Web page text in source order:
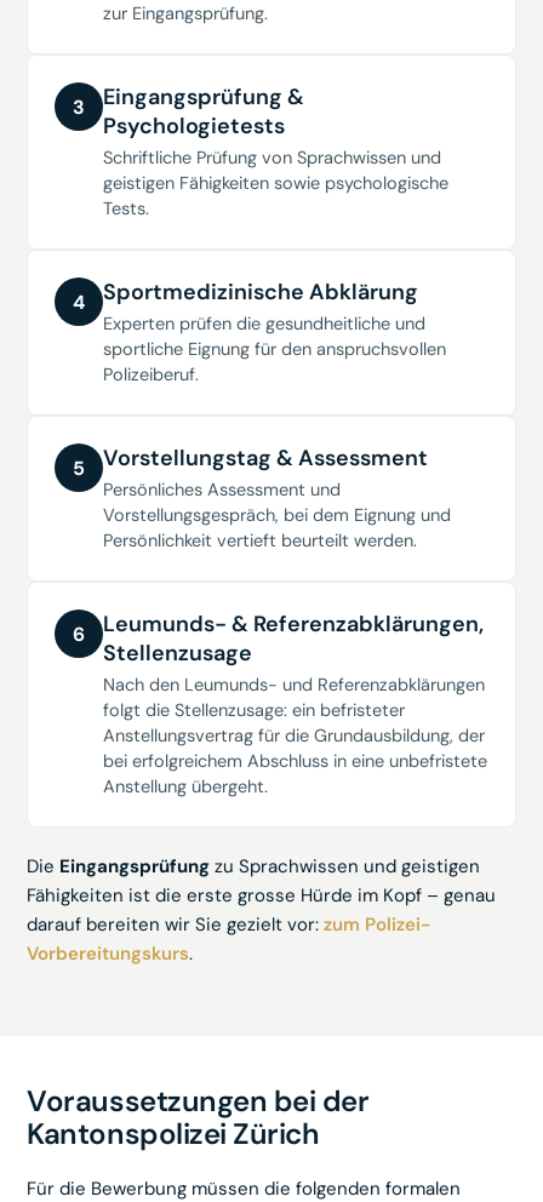
zur Eingangsprüfung.
3
Eingangsprüfung &
Psychologietests
Schriftliche Prüfung von Sprachwissen und
geistigen Fähigkeiten sowie psychologische
Tests.
4 Sportmedizinische Abklärung
Experten prüfen die gesundheitliche und
sportliche Eignung für den anspruchsvollen
Polizeiberuf.
5 Vorstellungstag & Assessment
Persönliches Assessment und
Vorstellungsgespräch, bei dem Eignung und
Persönlichkeit vertieft beurteilt werden.
6
Leumunds- & Referenzabklärungen,
Stellenzusage
Nach den Leumunds- und Referenzabklärungen
folgt die Stellenzusage: ein befristeter
Anstellungsvertrag für die Grundausbildung, der
bei erfolgreichem Abschluss in eine unbefristete
Anstellung übergeht.
Die Eingangsprüfung zu Sprachwissen und geistigen
Fähigkeiten ist die erste grosse Hürde im Kopf – genau
darauf bereiten wir Sie gezielt vor:zum Polizei-
Vorbereitungskurs.
Voraussetzungen bei der
Kantonspolizei Zürich
Für die Bewerbung müssen die folgenden formalen